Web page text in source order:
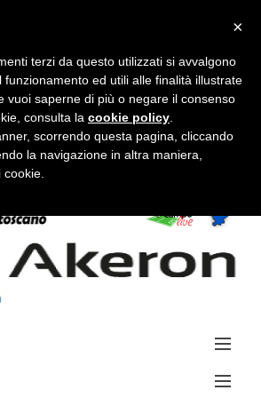
×
terzi da questo utilizzati si avvalgono
funzionamento ed utili alle finalità illustrate
vuoi saperne di più o negare il consenso
consulta la cookie policy
scorrendo questa pagina, cliccando
la navigazione in altra maniera,